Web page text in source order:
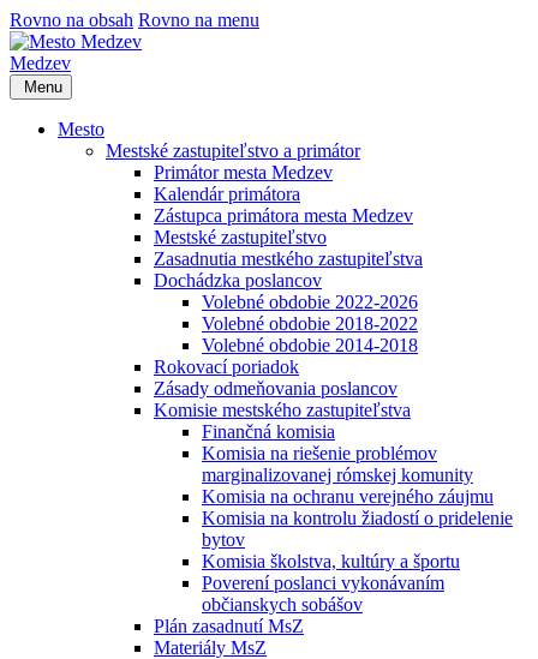
Rovno na obsah Rovno na menu
Medzev
Menu
Mesto
Mestské zastupiteľstvo a primátor
Primátor mesta Medzev
Kalendár primátora
Zástupca primátora mesta Medzev
Mestské zastupiteľstvo
Zasadnutia mestkého zastupiteľstva
Dochádzka poslancov
Volebné obdobie 2022-2026
Volebné obdobie 2018-2022
Volebné obdobie 2014-2018
Rokovací poriadok
Zásady odmeňovania poslancov
Komisie mestského zastupiteľstva
Finančná komisia
Komisia na riešenie problémov
marginalizovanej rómskej komunity
Komisia na ochranu verejného záujmu
Komisia na kontrolu žiadostí o pridelenie
bytov
Komisia školstva, kultúry a športu
Poverení poslanci vykonávaním
občianskych sobášov
Plán zasadnutí MsZ
Materiály MsZ